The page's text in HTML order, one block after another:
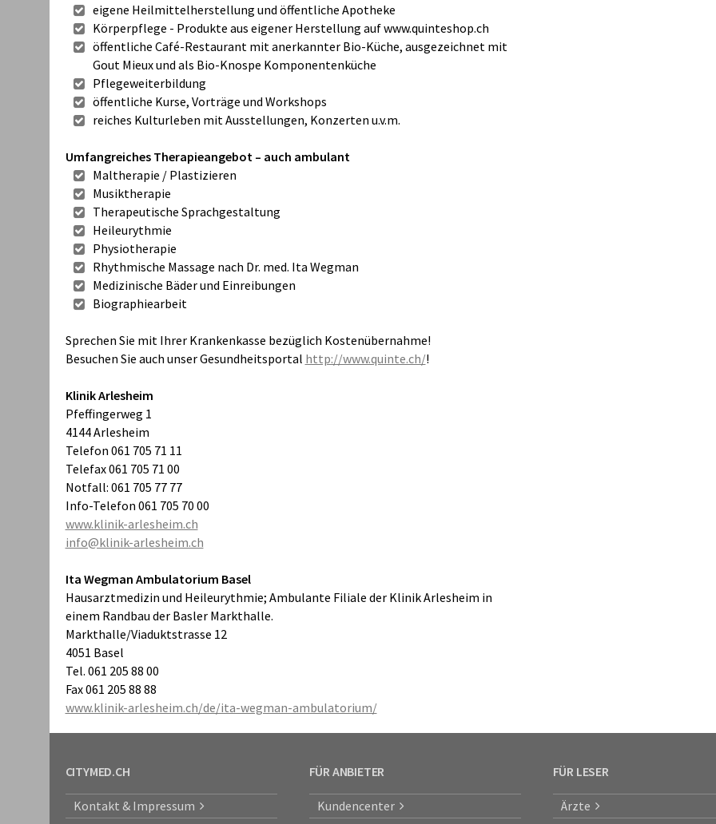
eigene Heilmittelherstellung und öffentliche Apotheke
Körperpflege - Produkte aus eigener Herstellung auf www.quinteshop.ch
öffentliche Café-Restaurant mit anerkannter Bio-Küche, ausgezeichnet mit
Gout Mieux und als Bio-Knospe Komponentenküche
Pflegeweiterbildung
öffentliche Kurse, Vorträge und Workshops
reiches Kulturleben mit Ausstellungen, Konzerten u.v.m.
Umfangreiches Therapieangebot – auch ambulant
Maltherapie / Plastizieren
Musiktherapie
Therapeutische Sprachgestaltung
Heileurythmie
Physiotherapie
Rhythmische Massage nach Dr. med. Ita Wegman
Medizinische Bäder und Einreibungen
Biographiearbeit
Sprechen Sie mit Ihrer Krankenkasse bezüglich Kostenübernahme!
Besuchen Sie auch unser Gesundheitsportal http://www.quinte.ch/!
Klinik Arlesheim
Pfeffingerweg 1
4144 Arlesheim
Telefon 061 705 71 11
Telefax 061 705 71 00
Notfall: 061 705 77 77
Info-Telefon 061 705 70 00
www.klinik-arlesheim.ch
info@klinik-arlesheim.ch
Ita Wegman Ambulatorium Basel
Hausarztmedizin und Heileurythmie; Ambulante Filiale der Klinik Arlesheim in
einem Randbau der Basler Markthalle.
Markthalle/Viaduktstrasse 12
4051 Basel
Tel. 061 205 88 00
Fax 061 205 88 88
www.klinik-arlesheim.ch/de/ita-wegman-ambulatorium/
CITYMED.CH
Kontakt & Impressum
FÜR ANBIETER
Kundencenter
FÜR LESER
Ärzte